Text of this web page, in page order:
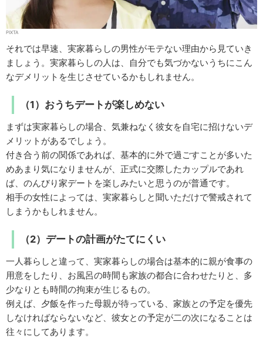
PIXTA
それでは早速、実家暮らしの男性がモテない理由から見ていき
ましょう。実家暮らしの人は、自分でも気づかないうちにこん
なデメリットを生じさせているかもしれません。
（1）おうちデートが楽しめない
まずは実家暮らしの場合、気兼ねなく彼女を自宅に招けないデ
メリットがあるでしょう。
付き合う前の関係であれば、基本的に外で過ごすことが多いた
めあまり気になりませんが、正式に交際したカップルであれ
ば、のんびり家デートを楽しみたいと思うのが普通です。
相手の女性によっては、実家暮らしと聞いただけで警戒されて
しまうかもしれません。
（2）デートの計画がたてにくい
一人暮らしと違って、実家暮らしの場合は基本的に親が食事の
用意をしたり、お風呂の時間も家族の都合に合わせたりと、多
少なりとも時間の拘束が生じるもの。
例えば、夕飯を作った母親が待っている、家族との予定を優先
しなければならないなど、彼女との予定が二の次になることは
往々にしてあります。